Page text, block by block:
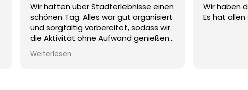
Wir hatten über Stadterlebnisse einen
schönen Tag. Alles war gut organisiert
und sorgfältig vorbereitet, sodass wir
die Aktivität ohne Aufwand genießen
konnten. Die Kommunikation im
Vorfeld verlief angenehm.
Weiterlesen
Wir haben
Es hat